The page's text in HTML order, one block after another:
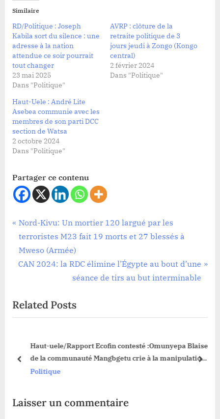
Similaire
RD/Politique : Joseph
Kabila sort du silence : une
adresse à la nation
attendue ce soir pourrait
tout changer
23 mai 2025
Dans "Politique"
AVRP : clôture de la
retraite politique de 3
jours jeudi à Zongo (Kongo
central)
2 février 2024
Dans "Politique"
Haut-Uele : André Lite
Asebea communie avec les
membres de son parti DCC
section de Watsa
2 octobre 2024
Dans "Politique"
Partager ce contenu
Politique
Navigation
de
l’article
P
r
e
v
u
s
s
Nord-Kivu: Un mortier 120 largué par les
terroristes M23 fait 19 morts et 27 blessés à
Mweso (Armée)
N
t
P
t
CAN 2024: la RDC élimine l’Égypte au bout d’une
séance de tirs au but interminable
Related Posts
Haut-uele/Rapport Ecofin contesté :Omunyepa Blaise
de la communauté Mangbgetu crie à la manipulation
et réclame justice
Politique
prev next
Laisser un commentaire